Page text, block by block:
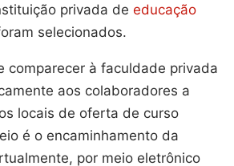
privada de educação
selecionados.
comparecer à faculdade privada
aos colaboradores a
locais de oferta de curso
é o encaminhamento da
por meio eletrônico